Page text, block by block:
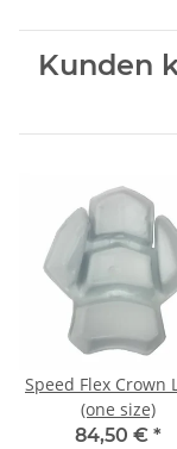
Kunden
Speed Flex Crown
(one size)
84,50 € *